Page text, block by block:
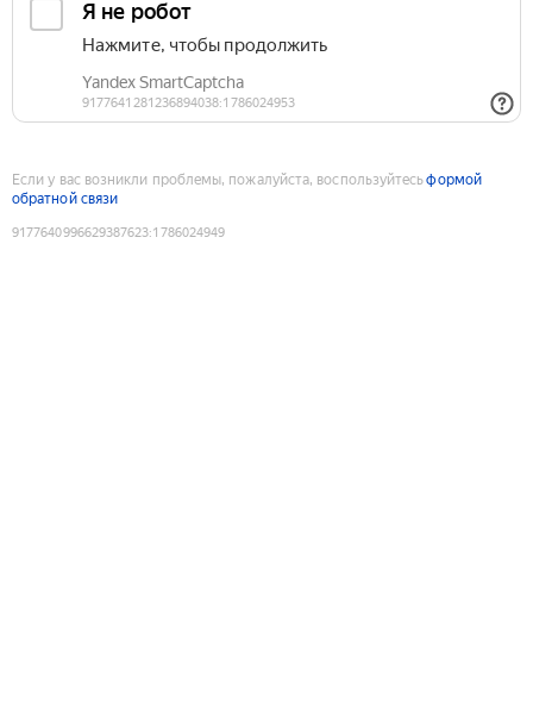
Если у вас возникли проблемы, пожалуйста, воспользуйтесьформой
обратной связи
9177640996629387623:1786024949